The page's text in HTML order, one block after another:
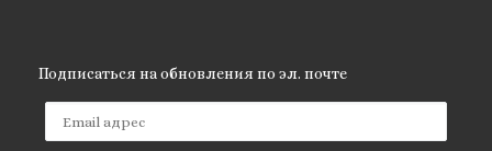
Подписаться на обновления по эл. почте